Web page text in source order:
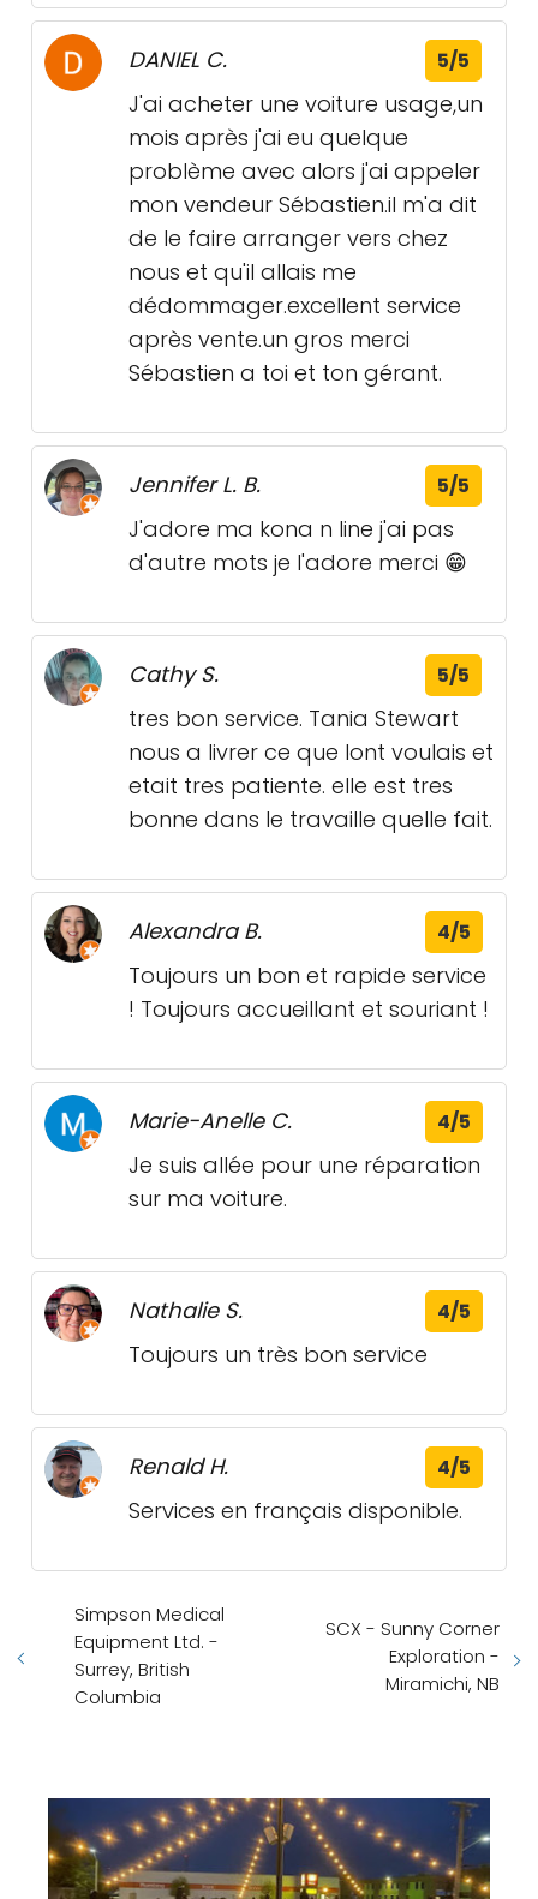
DANIEL C. 5/5
J'ai acheter une voiture usage,un
mois après j'ai eu quelque
problème avec alors j'ai appeler
mon vendeur Sébastien.il m'a dit
de le faire arranger vers chez
nous et qu'il allais me
dédommager.excellent service
après vente.un gros merci
Sébastien a toi et ton gérant.
Jennifer L. B. 5/5
J'adore ma kona n line j'ai pas
d'autre mots je l'adore merci 😁
Cathy S. 5/5
tres bon service. Tania Stewart
nous a livrer ce que lont voulais et
etait tres patiente. elle est tres
bonne dans le travaille quelle fait.
Alexandra B. 4/5
Toujours un bon et rapide service
! Toujours accueillant et souriant !
Marie-Anelle C. 4/5
Je suis allée pour une réparation
sur ma voiture.
Nathalie S. 4/5
Toujours un très bon service
Renald H. 4/5
Services en français disponible.
Simpson Medical
Equipment Ltd. -
Surrey, British
Columbia
SCX - Sunny Corner
Exploration -
Miramichi, NB